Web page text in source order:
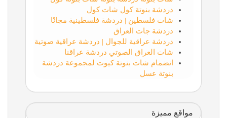
دردشة بنوتة كول شات كول
شات فلسطين | دردشة فلسطينية مجانًا
دردشة جات العراق
دردشة عراقية للجوال | دردشة عراقية صوتية
شات العراق الصوتي دردشة عراقنا
انضمام شات بنوتة كيوت لمجموعة دردشة
بنوتة عسل
مواقع مميزة